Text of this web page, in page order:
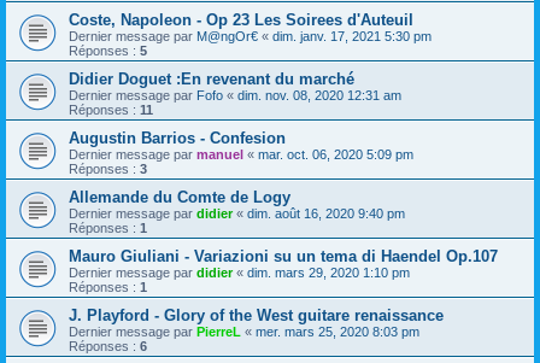
Coste, Napoleon - Op 23 Les Soirees d'Auteuil
Dernier message par M@ngOr€ « dim. janv. 17, 2021 5:30 pm
Réponses : 5
Didier Doguet :En revenant du marché
Dernier message par Fofo « dim. nov. 08, 2020 12:31 am
Réponses : 11
Augustin Barrios - Confesion
Dernier message par manuel « mar. oct. 06, 2020 5:09 pm
Réponses : 3
Allemande du Comte de Logy
Dernier message par didier« dim. août 16, 2020 9:40 pm
Réponses : 1
Mauro Giuliani - Variazioni su un tema di Haendel Op.107
Dernier message par didier« dim. mars 29, 2020 1:10 pm
Réponses : 1
J. Playford - Glory of the West guitare renaissance
Dernier message par PierreL « mer. mars 25, 2020 8:03 pm
Réponses : 6